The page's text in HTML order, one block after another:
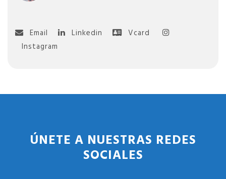
Email
Linkedin
Instagram
ÚNETE A NUESTRAS REDES
SOCIALES